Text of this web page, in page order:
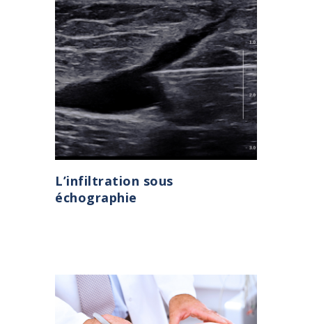
page infiltration
L’infiltration sous
échographie